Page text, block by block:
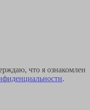
что я ознакомлен
.